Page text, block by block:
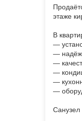
этаже
В
—
—
—
—
—
—